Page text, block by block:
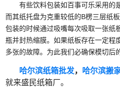
有些饮料包装如百事可乐采用的是
而其纸托盘为克重较低的B楞三层纸
包装的时候通过吸嘴每次吸取一张纸
瓶并封热缩膜。如果纸板存在一定程
多张的故障。为此我们必确保模切后
哈尔滨纸箱批发， 哈尔滨搬
就来盛民纸箱厂。